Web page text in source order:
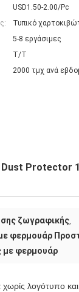
USD1.50-2.00/Pc
Τυπικό
5-8 εργάσιμες
T/T
2000 τμχ ανά
Dust Protector
ζωγραφικής,
φερμουάρ
με φερμουάρ
λογότυπο και